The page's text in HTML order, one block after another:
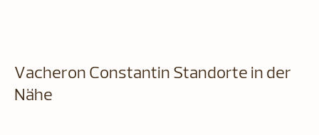
Vacheron Constantin Standorte in der
Nähe